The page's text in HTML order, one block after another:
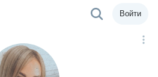
Войти